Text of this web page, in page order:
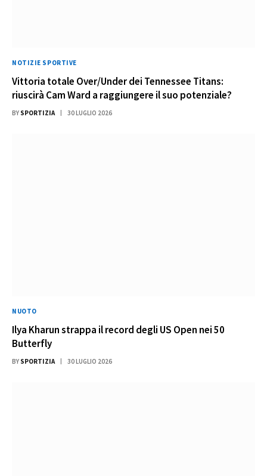
NOTIZIE SPORTIVE
Vittoria totale Over/Under dei Tennessee Titans:
riuscirà Cam Ward a raggiungere il suo potenziale?
BY SPORTIZIA 30 LUGLIO 2026
NUOTO
Ilya Kharun strappa il record degli US Open nei 50
Butterfly
BY SPORTIZIA 30 LUGLIO 2026